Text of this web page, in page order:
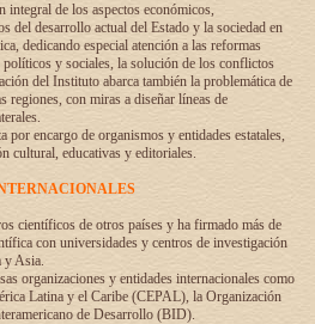
de los aspectos económicos,
del desarrollo actual del Estado y la sociedad en
dedicando especial atención a las reformas
y sociales, la solución de los conflictos
del Instituto abarca también la problemática de
regiones, con miras a diseñar líneas de
encargo de organismos y entidades estatales,
cultural, educativas y editoriales.
científicos de otros países y ha firmado más de
con universidades y centros de investigación
y Asia.
organizaciones y entidades internacionales como
Latina y el Caribe (CEPAL), la Organización
de Desarrollo (BID).